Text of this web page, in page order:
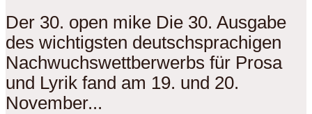
Der 30. open mike Die 30. Ausgabe
des wichtigsten deutschsprachigen
Nachwuchswettberwerbs für Prosa
und Lyrik fand am 19. und 20.
November...